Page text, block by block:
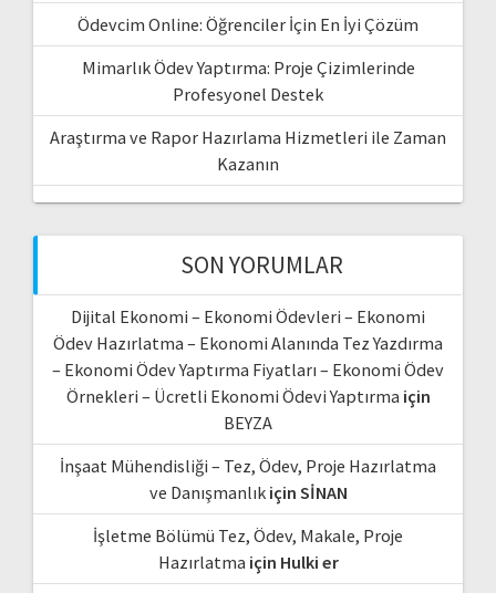
Ödevcim Online: Öğrenciler İçin En İyi Çözüm
Mimarlık Ödev Yaptırma: Proje Çizimlerinde
Profesyonel Destek
Araştırma ve Rapor Hazırlama Hizmetleri ile Zaman
Kazanın
SON YORUMLAR
Dijital Ekonomi – Ekonomi Ödevleri – Ekonomi
Ödev Hazırlatma – Ekonomi Alanında Tez Yazdırma
– Ekonomi Ödev Yaptırma Fiyatları – Ekonomi Ödev
Örnekleri – Ücretli Ekonomi Ödevi Yaptırma için
BEYZA
İnşaat Mühendisliği – Tez, Ödev, Proje Hazırlatma
ve Danışmanlıkiçin SİNAN
İşletme Bölümü Tez, Ödev, Makale, Proje
Hazırlatma için Hulki er